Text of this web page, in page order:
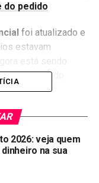
do pedido
foi atualizado e
estavam
solicitação do
2026: veja quem
na sua